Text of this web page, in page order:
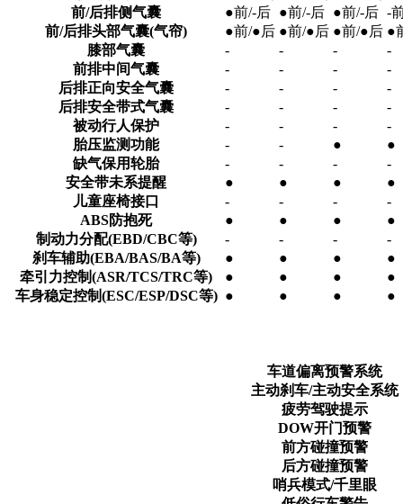
前/后排侧气囊
●前/-后 ●前/-后 ●前/-后 -
前/后排头部气囊(气帘)
●前/●后 ●前/●后 ●前/●后 ●
膝部气囊
- - -
-
前排中间气囊
- - -
-
后排正向安全气囊
- - -
-
后排安全带式气囊
- - -
-
被动行人保护
- - -
-
胎压监测功能
- - ●
●
缺气保用轮胎
- - -
-
安全带未系提醒
● ● ●
●
儿童座椅接口
- - -
-
ABS防抱死
● ● ●
●
制动力分配(EBD/CBC等)
- - -
-
刹车辅助(EBA/BAS/BA等)
● ● ●
●
牵引力控制(ASR/TCS/TRC等)
● ● ●
●
车身稳定控制(ESC/ESP/DSC等) ● ● ● ●
车道偏离预警系统
主动刹车/主动安全系统
疲劳驾驶提示
DOW开门预警
前方碰撞预警
后方碰撞预警
哨兵模式/千里眼